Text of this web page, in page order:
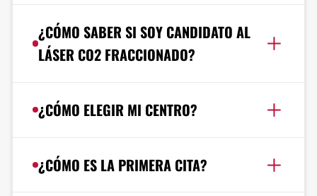
¿CÓMO SABER SI SOY CANDIDATO AL
LÁSER CO2 FRACCIONADO?
¿CÓMO ELEGIR MI CENTRO?
¿CÓMO ES LA PRIMERA CITA?